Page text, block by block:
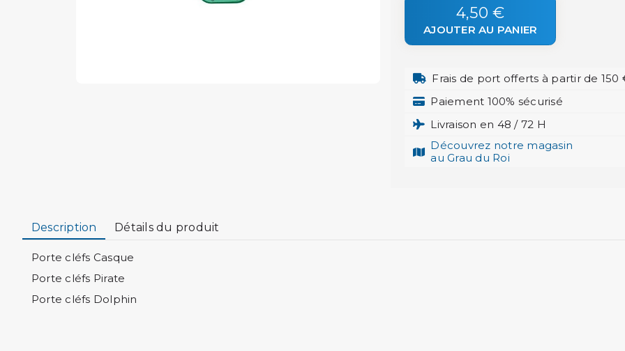
4,50 €
AJOUTER AU PANIER
Frais de port offerts à partir de 150
Paiement 100% sécurisé
Livraison en 48 / 72 H
Découvrez notre magasin
au Grau du Roi
Description Détails du produit
Porte cléfs Casque
Porte cléfs Pirate
Porte cléfs Dolphin